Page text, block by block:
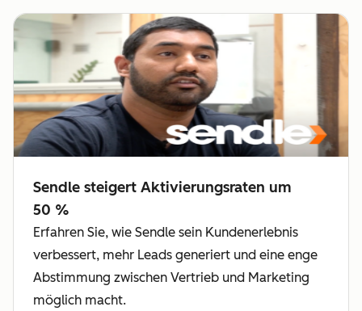
Sendle steigert Aktivierungsraten um
50 %
Erfahren Sie, wie Sendle sein Kundenerlebnis
verbessert, mehr Leads generiert und eine enge
Abstimmung zwischen Vertrieb und Marketing
möglich macht.